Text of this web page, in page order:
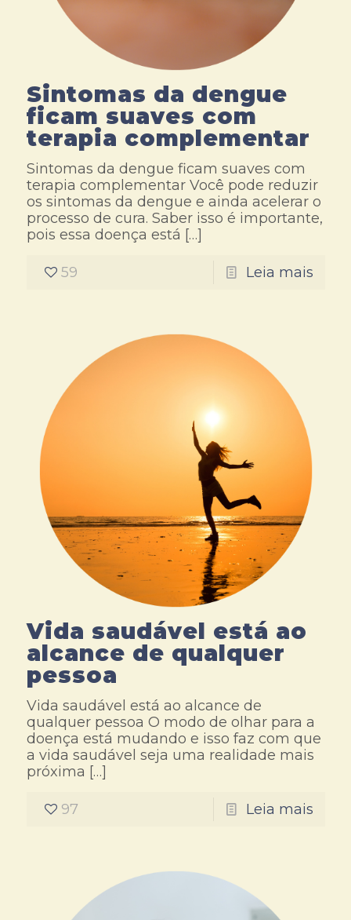
Sintomas da dengue
ficam suaves com
terapia complementar
Sintomas da dengue ficam suaves com
terapia complementar Você pode reduzir
os sintomas da dengue e ainda acelerar o
processo de cura. Saber isso é importante,
pois essa doença está […]
59 Leia mais
Vida saudável está ao
alcance de qualquer
pessoa
Vida saudável está ao alcance de
qualquer pessoa O modo de olhar para a
doença está mudando e isso faz com que
a vida saudável seja uma realidade mais
próxima […]
97 Leia mais